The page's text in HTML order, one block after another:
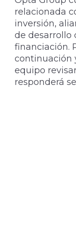
relacionada
inversión,
de desarrollo
financiación.
continuación
equipo
responderá